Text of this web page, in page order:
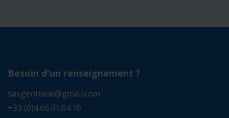
Besoin d'un renseignement ?
sasgentiane@gmail.com
+33 (0)4.66.41.04.16